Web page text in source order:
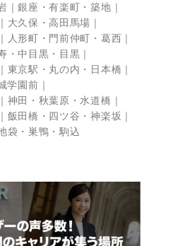
銀座・有楽町・築地
大久保・高田馬場
人形町・門前仲町・葛西
・中目黒・目黒
東京駅・丸の内・日本橋
学園前
神田・秋葉原・水道橋
飯田橋・四ツ谷・神楽坂
袋・巣鴨・駒込